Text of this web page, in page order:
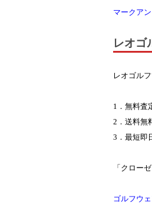
マークア
レオゴ
レオゴル
1．無料査
2．送料無
3．最短即
「クロー
ゴルフウ